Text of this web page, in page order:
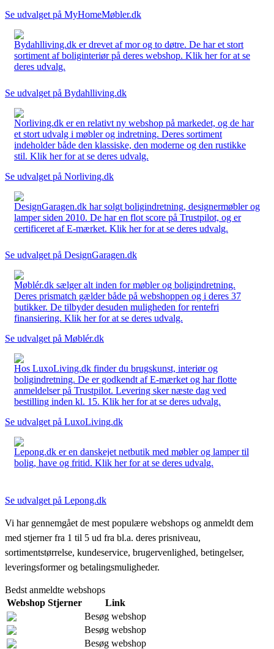
Se udvalget på MyHomeMøbler.dk
Bydahlliving.dk er drevet af mor og to døtre. De har et stort
sortiment af boliginteriør på deres webshop. Klik her for at se
deres udvalg.
Se udvalget på Bydahlliving.dk
Norliving.dk er en relativt ny webshop på markedet, og de har
et stort udvalg i møbler og indretning. Deres sortiment
indeholder både den klassiske, den moderne og den rustikke
stil. Klik her for at se deres udvalg.
Se udvalget på Norliving.dk
DesignGaragen.dk har solgt boligindretning, designermøbler og
lamper siden 2010. De har en flot score på Trustpilot, og er
certificeret af E-mærket. Klik her for at se deres udvalg.
Se udvalget på DesignGaragen.dk
Møblér.dk sælger alt inden for møbler og boligindretning.
Deres prismatch gælder både på webshoppen og i deres 37
butikker. De tilbyder desuden muligheden for rentefri
finansiering. Klik her for at se deres udvalg.
Se udvalget på Møblér.dk
Hos LuxoLiving.dk finder du brugskunst, interiør og
boligindretning. De er godkendt af E-mærket og har flotte
anmeldelser på Trustpilot. Levering sker næste dag ved
bestilling inden kl. 15. Klik her for at se deres udvalg.
Se udvalget på LuxoLiving.dk
Lepong.dk er en danskejet netbutik med møbler og lamper til
bolig, have og fritid. Klik her for at se deres udvalg.
Se udvalget på Lepong.dk
Vi har gennemgået de mest populære webshops og anmeldt dem
med stjerner fra 1 til 5 ud fra bl.a. deres prisniveau,
sortimentstørrelse, kundeservice, brugervenlighed, betingelser,
leveringsformer og betalingsmuligheder.
Bedst anmeldte webshops
Webshop Stjerner
Link
Besøg webshop
Besøg webshop
Besøg webshop